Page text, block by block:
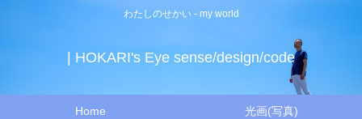
わたしのせかい - my world
| HOKARI's Eye sense/design/code
Home 光画(写真)